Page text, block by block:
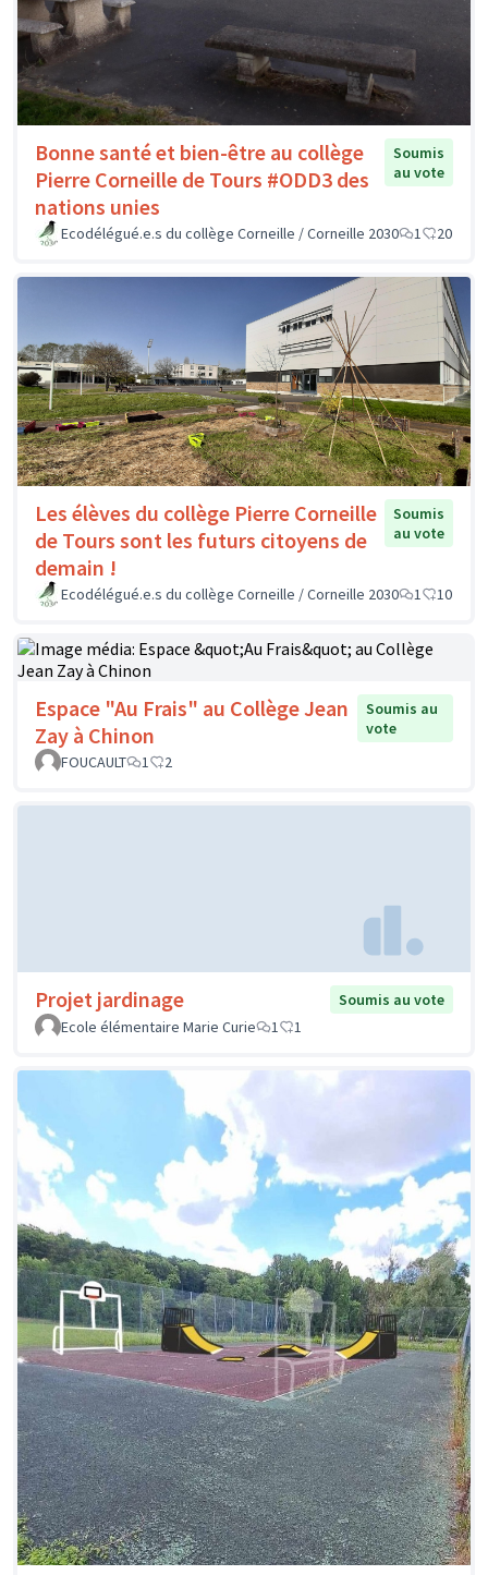
Bonne santé et bien-être au collège
Pierre Corneille de Tours #ODD3 des
nations unies
Soumis
au vote
Ecodélégué.e.s du collège Corneille / Corneille 2030 1 20
Les élèves du collège Pierre Corneille
de Tours sont les futurs citoyens de
demain !
Soumis
au vote
Ecodélégué.e.s du collège Corneille / Corneille 2030 1 10
Espace "Au Frais" au Collège Jean
Zay à Chinon
Soumis au
vote
FOUCAULT
1 2
Projet jardinage
Soumis au vote
Ecole élémentaire Marie Curie
1 1